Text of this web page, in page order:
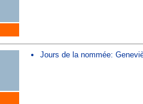
Jours de la nommée: